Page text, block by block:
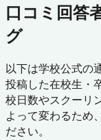
口コミ回答
グ
以下は学校公式の
投稿した在校生・
校日数やスクーリ
よって変わるため
ださい。